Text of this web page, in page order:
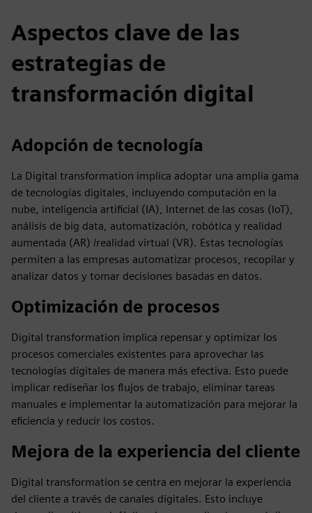
Aspectos clave de las
estrategias de
transformación digital
Adopción de tecnología
La Digital transformation implica adoptar una amplia gama
de tecnologías digitales, incluyendo computación en la
nube, inteligencia artificial (IA), Internet de las cosas (IoT),
análisis de big data, automatización, robótica y realidad
aumentada (AR) /realidad virtual (VR). Estas tecnologías
permiten a las empresas automatizar procesos, recopilar y
analizar datos y tomar decisiones basadas en datos.
Optimización de procesos
Digital transformation implica repensar y optimizar los
procesos comerciales existentes para aprovechar las
tecnologías digitales de manera más efectiva. Esto puede
implicar rediseñar los flujos de trabajo, eliminar tareas
manuales e implementar la automatización para mejorar la
eficiencia y reducir los costos.
Mejora de la experiencia del cliente
Digital transformation se centra en mejorar la experiencia
del cliente a través de canales digitales. Esto incluye